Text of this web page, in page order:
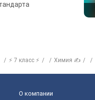
⚡ 7 класс ⚡ Химия ✍
О компании